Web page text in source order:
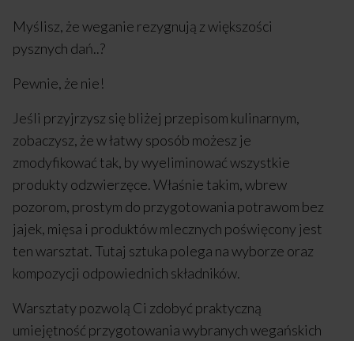
Myślisz, że weganie rezygnują z większości
pysznych dań..?
Pewnie, że nie!
Jeśli przyjrzysz się bliżej przepisom kulinarnym,
zobaczysz, że w łatwy sposób możesz je
zmodyfikować tak, by wyeliminować wszystkie
produkty odzwierzęce. Właśnie takim, wbrew
pozorom, prostym do przygotowania potrawom bez
jajek, mięsa i produktów mlecznych poświęcony jest
ten warsztat. Tutaj sztuka polega na wyborze oraz
kompozycji odpowiednich składników.
Warsztaty pozwolą Ci zdobyć praktyczną
umiejętność przygotowania wybranych wegańskich